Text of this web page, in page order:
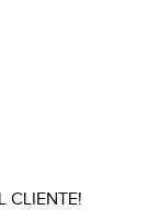
CLIENTE!